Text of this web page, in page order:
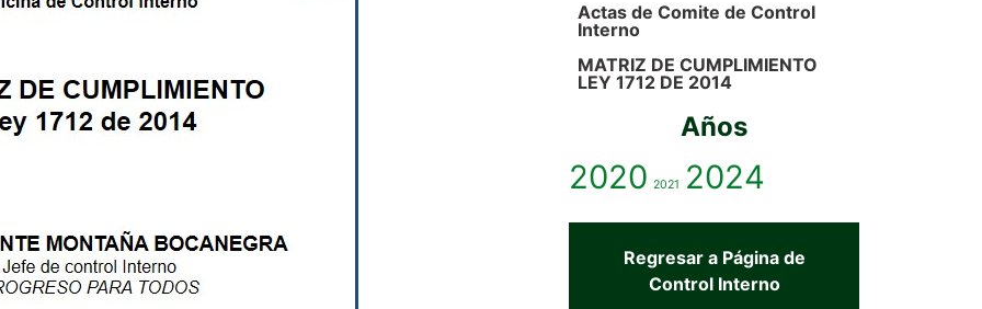
Actas de Comite de Control
Interno
MATRIZ DE CUMPLIMIENTO
LEY 1712 DE 2014
Años
2020 2021 2024
Regresar a Página de
Control Interno